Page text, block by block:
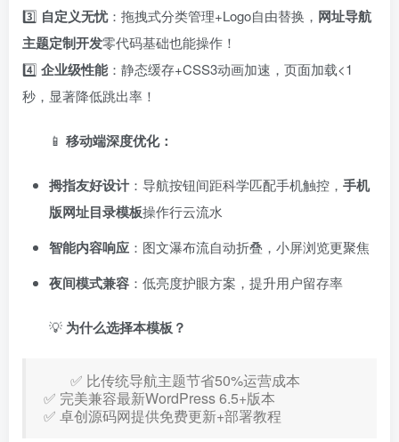
3️⃣ ​ 自定义无忧：拖拽式分类管理+Logo自由替换，​ 网址导航
主题定制开发零代码基础也能操作！
4️⃣ ​ 企业级性能：静态缓存+CSS3动画加速，页面加载<1
秒，显著降低跳出率！
📱 ​ 移动端深度优化：​
拇指友好设计：导航按钮间距科学匹配手机触控，​ 手机
版网址目录模板操作行云流水
智能内容响应 ：图文瀑布流自动折叠，小屏浏览更聚焦
夜间模式兼容 ：低亮度护眼方案，提升用户留存率
💡 ​ 为什么选择本模板？
✅ 比传统导航主题节省50%运营成本
✅ 完美兼容最新WordPress 6.5+版本
✅ 卓创源码网提供免费更新+部署教程